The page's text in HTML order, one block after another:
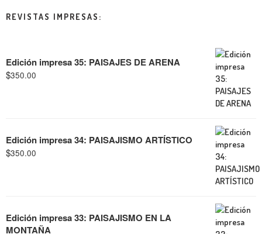
REVISTAS IMPRESAS:
Edición impresa 35: PAISAJES DE ARENA
$350.00
Edición impresa 34: PAISAJISMO ARTÍSTICO
$350.00
Edición impresa 33: PAISAJISMO EN LA
MONTAÑA